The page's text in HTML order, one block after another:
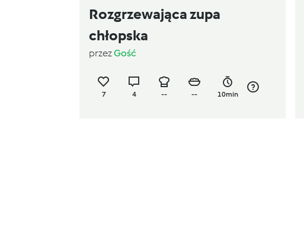
Rozgrzewająca zupa
chłopska
przezGość
7 4 -- -- 10min